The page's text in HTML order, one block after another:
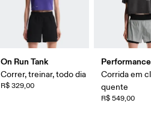
On Run Tank
Correr, treinar, todo dia
R$ 329,00
Corrida em
quente
R$ 549,00